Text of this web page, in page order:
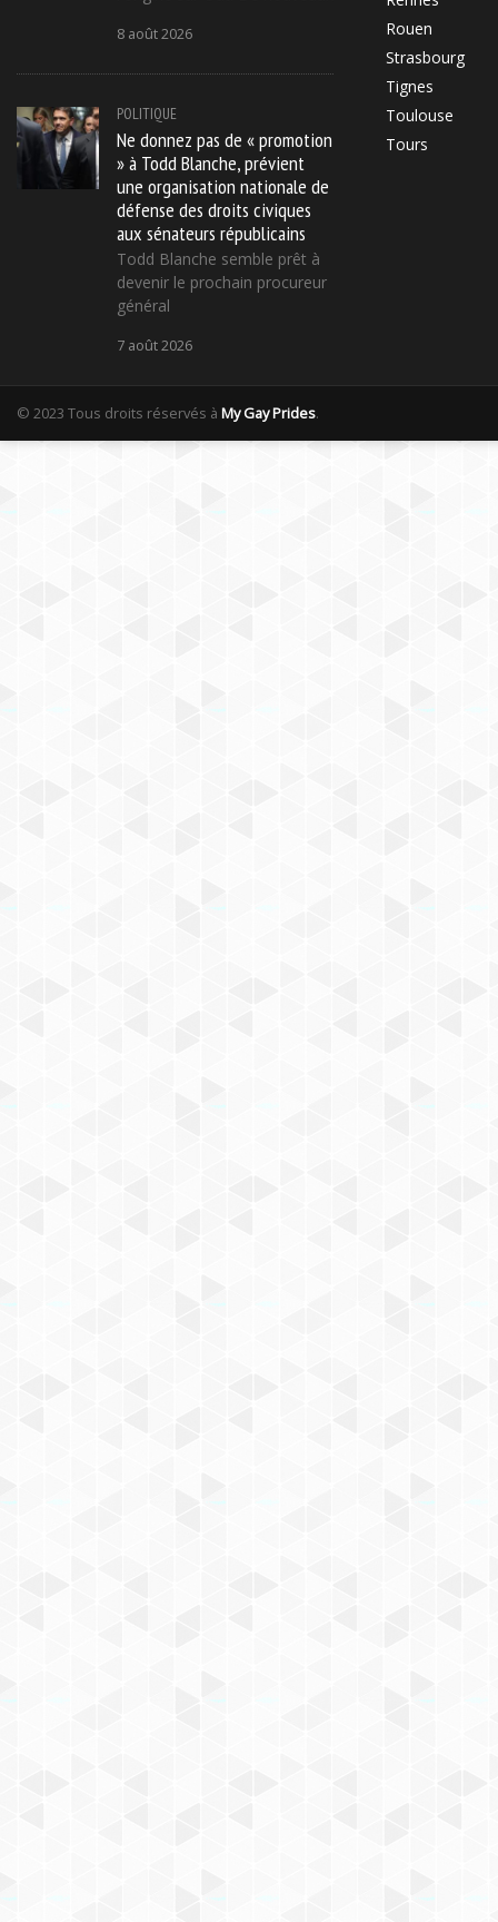
8 août 2026
POLITIQUE
Ne donnez pas de « promotion
» à Todd Blanche, prévient
une organisation nationale de
défense des droits civiques
aux sénateurs républicains
Todd Blanche semble prêt à
devenir le prochain procureur
général
7 août 2026
Rouen
Strasbourg
Tignes
Toulouse
Tours
© 2023 Tous droits réservés à My Gay Prides.